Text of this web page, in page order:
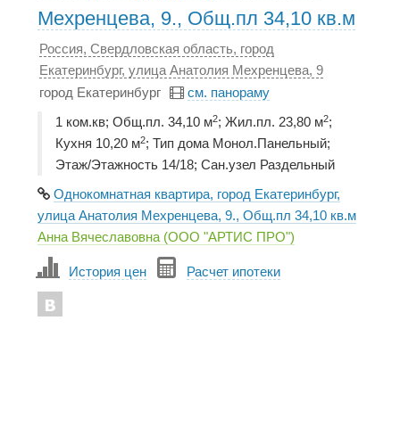
Мехренцева, 9., Общ.пл 34,10 кв.м
Россия, Свердловская область, город
Екатеринбург, улица Анатолия Мехренцева, 9
город Екатеринбург
см. панораму
1 ком.кв; Общ.пл. 34,10 м2; Жил.пл. 23,80 м2;
Кухня 10,20 м2; Тип дома Монол.Панельный;
Этаж/Этажность 14/18; Сан.узел Раздельный
Однокомнатная квартира, город Екатеринбург,
улица Анатолия Мехренцева, 9., Общ.пл 34,10 кв.м
Анна Вячеславовна (ООО "АРТИС ПРО")
История цен Расчет ипотеки